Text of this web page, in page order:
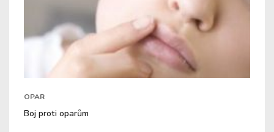
OPAR
Boj proti oparům